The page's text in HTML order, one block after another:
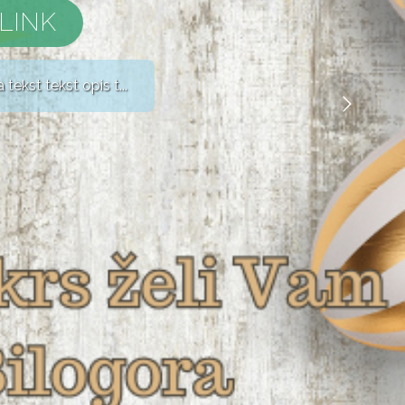
tekst tekst opis t...